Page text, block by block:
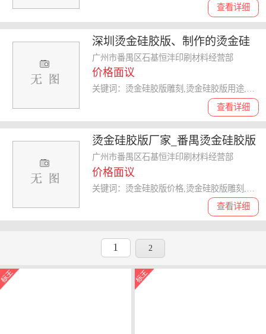
查看详细
深圳烫金硅胶版、制作的烫金硅
胶版好用 、烫金硅胶版雕刻
广州市番禺区石基恒沣印刷材料经营部
价格面议
查看详细
关键词：烫金硅胶版雕刻,烫金硅胶版用途,烫金硅胶版厂家,烫金硅胶版
烫金硅胶版厂家_番禺烫金硅胶版
_烫金硅胶版的生产流程
广州市番禺区石基恒沣印刷材料经营部
价格面议
查看详细
1 2